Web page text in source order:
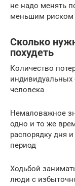
не надо менять
меньшим риском
Сколько
похудеть
Количество
индивидуальных
человека
Немаловажное
одно и то же
распорядку дня
период
Ходьбой
люди с